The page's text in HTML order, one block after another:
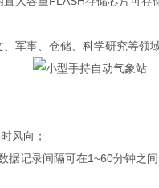
事、仓储、科学研究等领域
风向；
记录间隔可在1~60分钟之间